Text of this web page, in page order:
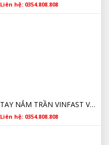
Liên hệ: 0354.808.808
TAY NẮM TRẦN VINFAST VF6 MÀU GHI GIÁ TỐT
Liên hệ: 0354.808.808